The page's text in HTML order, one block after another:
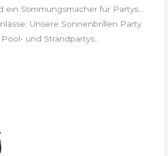
ein Stimmungsmacher für Partys...
Unsere Sonnenbrillen Party
und Strandpartys...